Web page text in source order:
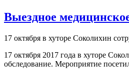
Выездное
17 октября в хуторе Соколихин
17 октября 2017 года в хуторе
обследование. Мероприятие